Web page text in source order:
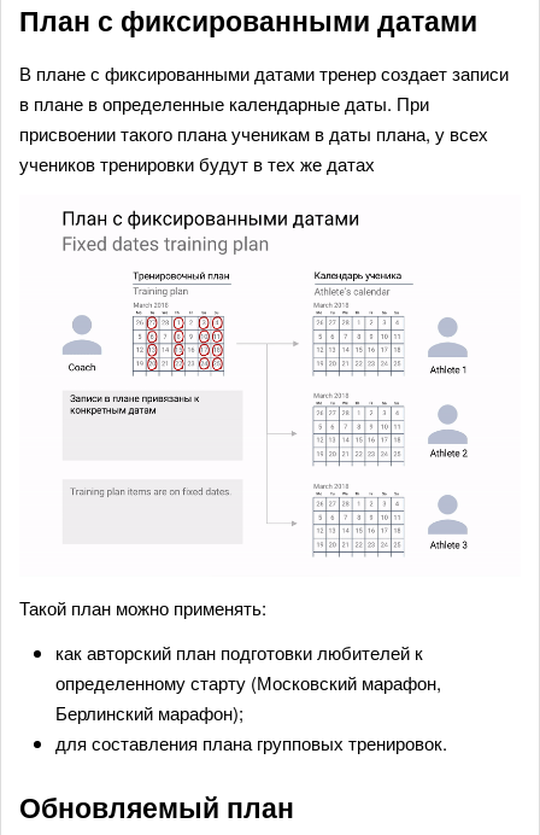
План с фиксированными датами
В плане с фиксированными датами тренер создает записи
в плане в определенные календарные даты. При
присвоении такого плана ученикам в даты плана, у всех
учеников тренировки будут в тех же датах
Такой план можно применять:
как авторский план подготовки любителей к
определенному старту (Московский марафон,
Берлинский марафон);
для составления плана групповых тренировок.
Обновляемый план